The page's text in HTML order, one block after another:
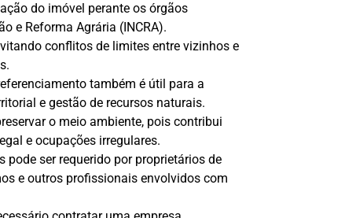
do imóvel perante os órgãos
e Reforma Agrária (INCRA).
conflitos de limites entre vizinhos e
também é útil para a
e gestão de recursos naturais.
o meio ambiente, pois contribui
e ocupações irregulares.
pode ser requerido por proprietários de
e outros profissionais envolvidos com